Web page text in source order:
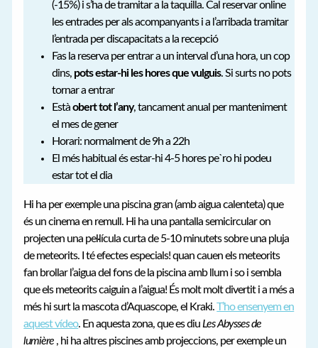
(-15%) i s’ha de tramitar a la taquilla. Cal reservar online
les entrades per als acompanyants i a l’arribada tramitar
l’entrada per discapacitats a la recepció
Fas la reserva per entrar a un interval d’una hora, un cop
dins, pots estar-hi les hores que vulguis. Si surts no pots
tornar a entrar
Estàobert tot l’any, tancament anual per manteniment
el mes de gener
Horari: normalment de 9h a 22h
El més habitual és estar-hi 4-5 hores pe`ro hi podeu
estar tot el dia
Hi ha per exemple una piscina gran (amb aigua calenteta) que
és un cinema en remull. Hi ha una pantalla semicircular on
projecten una pel·lícula curta de 5-10 minutets sobre una pluja
de meteorits. I té efectes especials! quan cauen els meteorits
fan brollar l’aigua del fons de la piscina amb llum i so i sembla
que els meteorits caiguin a l’aigua! És molt molt divertit i a més a
més hi surt la mascota d’Aquascope, el Kraki.T’ho ensenyem en
aquest vídeo. En aquesta zona, que es diu Les Abysses de
lumière , hi ha altres piscines amb projeccions, per exemple un